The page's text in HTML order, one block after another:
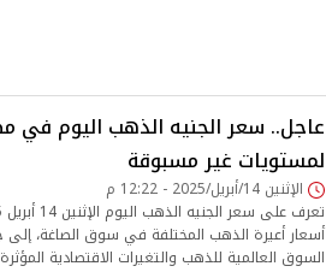
عاجل.. سعر الجنيه الذهب اليوم في
لمستويات غير مسبوقة
الإثنين 14/أبريل/2025 - 12:22 م
أسعار أعيرة الذهب المختلفة في سوق الصاغة، إلى
السوق العالمية للذهب والتغيرات الاقتصادية المؤثرة